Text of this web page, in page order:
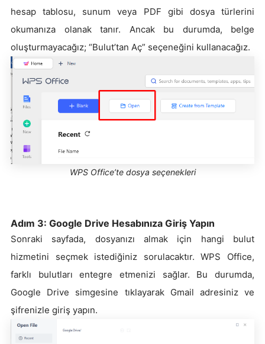
hesap tablosu, sunum veya PDF gibi dosya türlerini
okumanıza olanak tanır. Ancak bu durumda, belge
oluşturmayacağız; “Bulut’tan Aç” seçeneğini kullanacağız.
WPS Office’te dosya seçenekleri
Adım 3: Google Drive Hesabınıza Giriş Yapın
Sonraki sayfada, dosyanızı almak için hangi bulut
hizmetini seçmek istediğiniz sorulacaktır. WPS Office,
farklı bulutları entegre etmenizi sağlar. Bu durumda,
Google Drive simgesine tıklayarak Gmail adresiniz ve
şifrenizle giriş yapın.